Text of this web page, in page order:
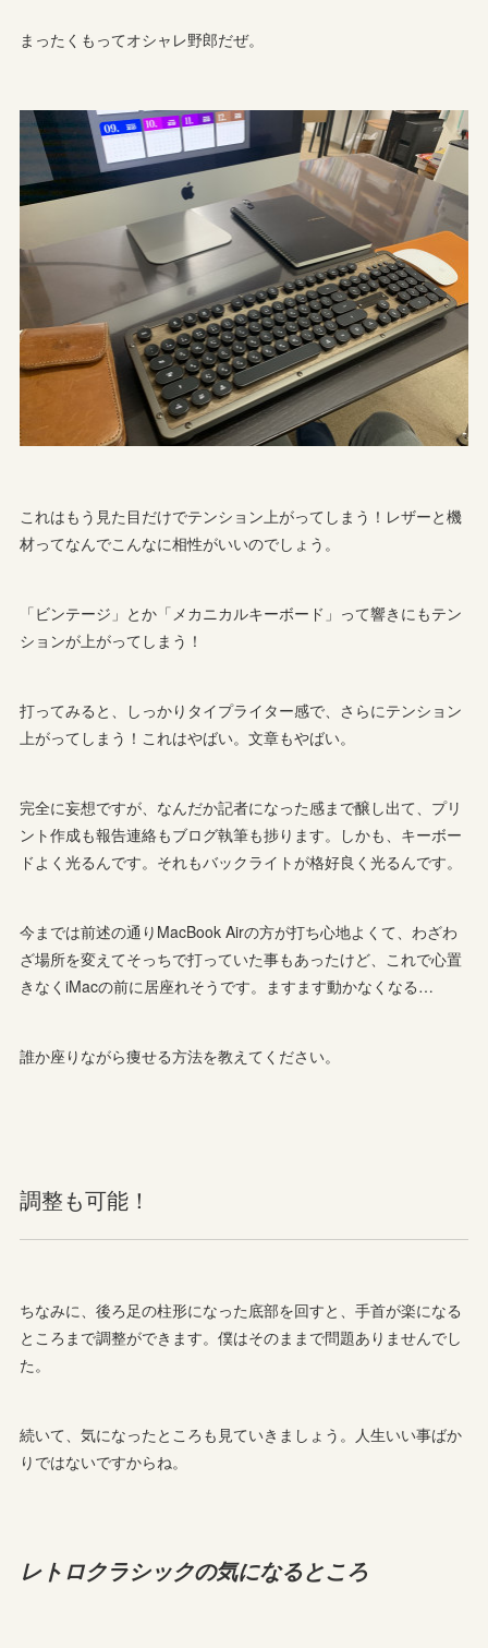
まったくもってオシャレ野郎だぜ。
これはもう見た目だけでテンション上がってしまう！レザーと機
材ってなんでこんなに相性がいいのでしょう。
「ビンテージ」とか「メカニカルキーボード」って響きにもテン
ションが上がってしまう！
打ってみると、しっかりタイプライター感で、さらにテンション
上がってしまう！これはやばい。文章もやばい。
完全に妄想ですが、なんだか記者になった感まで醸し出て、プリ
ント作成も報告連絡もブログ執筆も捗ります。しかも、キーボー
ドよく光るんです。それもバックライトが格好良く光るんです。
今までは前述の通りMacBook Airの方が打ち心地よくて、わざわ
ざ場所を変えてそっちで打っていた事もあったけど、これで心置
きなくiMacの前に居座れそうです。ますます動かなくなる…
誰か座りながら痩せる方法を教えてください。
調整も可能！
ちなみに、後ろ足の柱形になった底部を回すと、手首が楽になる
ところまで調整ができます。僕はそのままで問題ありませんでし
た。
続いて、気になったところも見ていきましょう。人生いい事ばか
りではないですからね。
レトロクラシックの気になるところ